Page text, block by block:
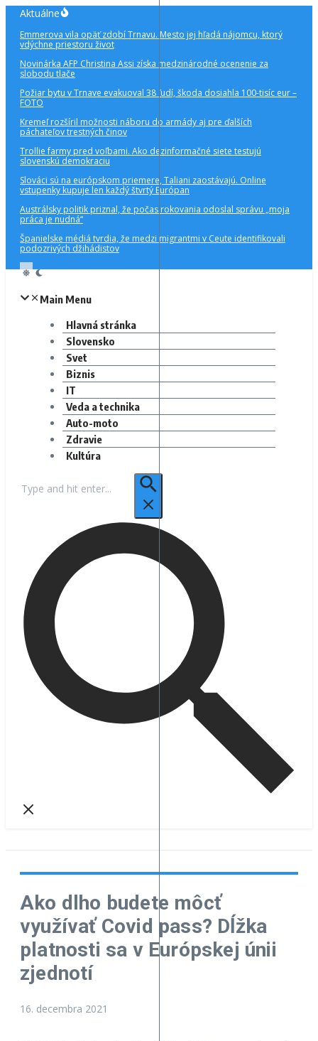
Preskočiť
obsah
Aktuálne
Emmerova vila opäť zdobí Trnavu. Mesto jej hľadá nájomcu, ktorý
vdýchne priestoru život
Novinárka AFP Christina Assi získa medzinárodné ocenenie za
slobodu tlače
Požiar bytu v Trnave evakuoval 38 ľudí, škoda dosiahla 100-tisíc eur –
FOTO
Kremeľ rozšíril možnosti náboru do armády aj pre ďalších
páchateľov trestných činov
Trollie farmy pred voľbami. Ako dezinformačné siete testujú
slovenskú demokraciu
Slováci sú na európskom priemere, Taliani zaostávajú. Online
vstupenky kupuje len každý štvrtý Európan
Austrálsky politik priznal, že počas rokovania odoslal správu „moja
práca je nudná“
Španielske médiá tvrdia, že medzi migrantmi v Ceute identifikovali
podozrivých džihádistov
Main Menu
Hlavná stránka
Slovensko
Svet
Biznis
IT
Veda a technika
Auto-moto
Zdravie
Kultúra
Ako dlho budete môcť
využívať Covid pass? Dĺžka
platnosti sa v Európskej únii
zjednotí
16. decembra 2021